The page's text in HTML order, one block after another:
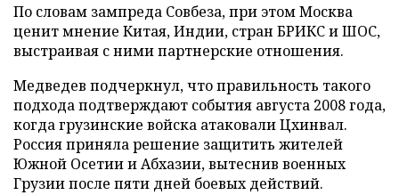
По словам зампреда Совбеза, при этом Москва
ценит мнение Китая, Индии, стран БРИКС и ШОС,
выстраивая с ними партнерские отношения.
Медведев подчеркнул, что правильность такого
подхода подтверждают события августа 2008 года,
когда грузинские войска атаковали Цхинвал.
Россия приняла решение защитить жителей
Южной Осетии и Абхазии, вытеснив военных
Грузии после пяти дней боевых действий.